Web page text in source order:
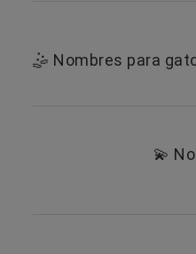
🤹 Nombres para
💫